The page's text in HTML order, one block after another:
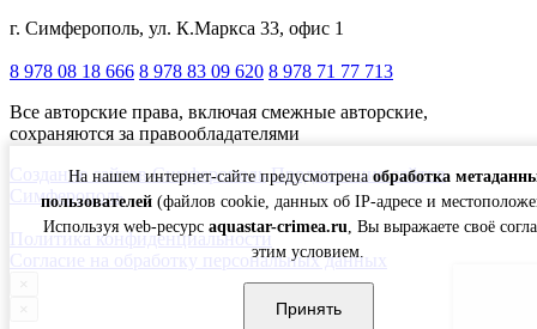
На нашем интернет-сайте предусмотрена обработка
пользователей (файлов cookie, данных об IP-адресе и
Используя web-ресурс aquastar-crimea.ru, Вы выражаете своё
этим условием.
Принять
г. Симферополь, ул. К.Маркса 33, офис 1
8 978 08 18 666 8 978 83 09 620 8 978 71 77 713
Все авторские права, включая смежные авторские,
сохраняются за правообладателями
Создание сайтов Симферополь Продвижение сайтов
Симферополь
Политика конфиденциальности
Согласие на обработку персональных данных